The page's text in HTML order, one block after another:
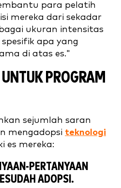
para pelatih
mereka dari sekadar
ukuran intensitas
apa yang
di atas es."
PROGRAM
sejumlah saran
mengadopsi teknologi
es mereka:
PERTANYAAN
ADOPSI.